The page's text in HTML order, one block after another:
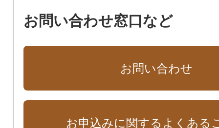
お問い合わせ窓口など
お問い合わせ
お申込みに関するよくある